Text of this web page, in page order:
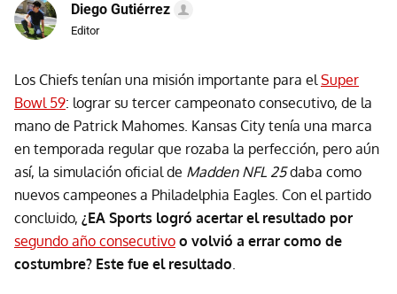
Diego Gutiérrez
Editor
Los Chiefs tenían una misión importante para elSuper
Bowl 59: lograr su tercer campeonato consecutivo, de la
mano de Patrick Mahomes. Kansas City tenía una marca
en temporada regular que rozaba la perfección, pero aún
así, la simulación oficial de Madden NFL 25daba como
nuevos campeones a Philadelphia Eagles. Con el partido
concluido, ¿EA Sports logró acertar el resultado por
segundo año consecutivo o volvió a errar como de
costumbre? Este fue el resultado.